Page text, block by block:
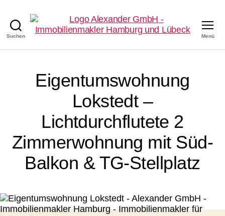
Suchen
GmbH
Immobilienmakler
in
Hamburg
Menü
Eigentumswohnung
Lokstedt –
Lichtdurchflutete 2
Zimmerwohnung mit Süd-
Balkon & TG-Stellplatz